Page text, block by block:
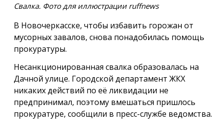
Свалка. Фото для иллюстрации ruffnews
В Новочеркасске, чтобы избавить горожан от
мусорных завалов, снова понадобилась помощь
прокуратуры.
Несанкционированная свалка образовалась на
Дачной улице. Городской департамент ЖКХ
никаких действий по её ликвидации не
предпринимал, поэтому вмешаться пришлось
прокуратуре, сообщили в пресс-службе ведомства.